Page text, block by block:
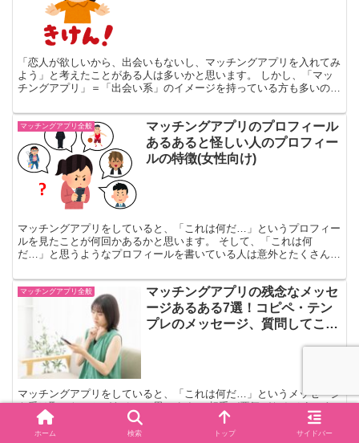
「恋人が欲しいから、出会いもないし、マッチングアプリを入れてみ
よう」と考えたことがある人は多いかと思います。 しかし、「マッ
チングアプリ」＝「出会い系」のイメージを持っている方も多いので
マッチングアプリ全般
マッチングアプリのプロフィール
あるあると怪しい人のプロフィー
ルの特徴(女性向け)
マッチングアプリをしていると、「これは何だ…」というプロフィー
ルを見たことが何回かあるかと思います。 そして、「これは何
だ…」と思うようなプロフィールを書いている人は意外とたくさんい
マッチングアプリ全般
マッチングアプリの残念なメッセ
ージあるある7選！コピペ・テン
プレのメッセージ、質問してこな
マッチングアプリをしていると、「これは何だ…」というメッセージ
を受け取ったことがあるかと思います。 相手が悪気がなさそうであ
るならば良いのですが、明らかにやる気のなさそうな、雑なメッセー
ジに対しては返信する気も失せてしまいますよね。 本記事...
ホーム 検索 トップ サイドバー